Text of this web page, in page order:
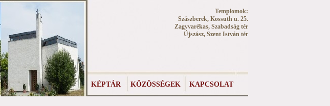
Templomok:
Szászberek, Kossuth u. 25.
Zagyvarékas, Szabadság tér
Újszász, Szent István tér
KÉPTÁR KÖZÖSSÉGEK KAPCSOLAT